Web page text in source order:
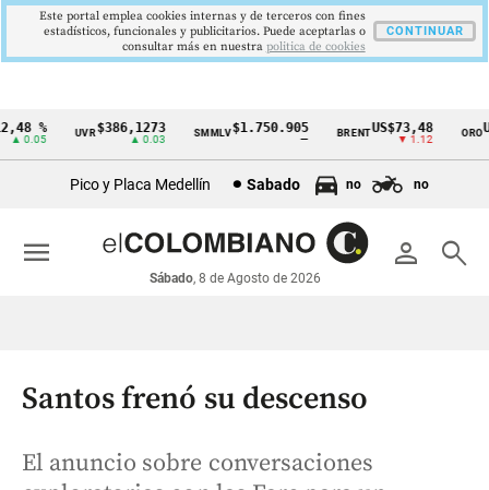
Cintillo
económicos
Colombia
%
0.05
UVR$386,1273
▲ 0.03
SMMLV$1.750.905 BRENTUS$73,48
▼ 1.12
ORO
Pico y Placa Medellín Sabado no no
person search
Sábado, 8 de Agosto de 2026
menu
Santos frenó su descenso
El anuncio sobre conversaciones
Este portal emplea cookies internas y de terceros con fines
estadísticos, funcionales y publicitarios. Puede aceptarlas o
consultar más en nuestra politica de cookies
CONTINUAR